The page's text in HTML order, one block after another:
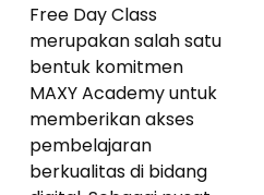
Free Day Class
merupakan salah satu
bentuk komitmen
MAXY Academy untuk
memberikan akses
pembelajaran
berkualitas di bidang